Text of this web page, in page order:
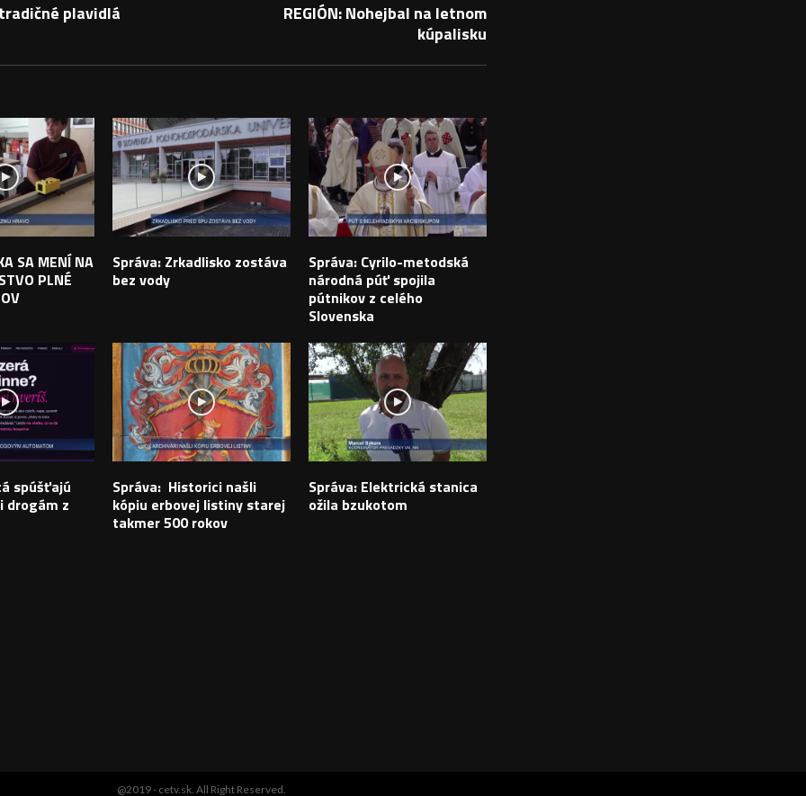
plavidlá
REGIÓN: Nohejbal na letnom
kúpalisku
SA MENÍ NA
PLNÉ
Správa: Zrkadlisko zostáva
bez vody
Správa: Cyrilo-metodská
národná púť spojila
pútnikov z celého
Slovenska
spúšťajú
drogám z
Správa: Historici našli
kópiu erbovej listiny starej
takmer 500 rokov
Správa: Elektrická stanica
ožila bzukotom
@2019 - cetv.sk. All Right Reserved.